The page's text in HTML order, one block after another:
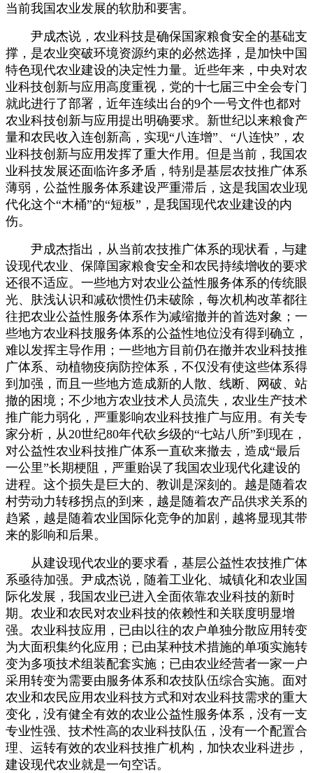
当前我国农业发展的软肋和要害。
尹成杰说，农业科技是确保国家粮食安全的基础支
撑，是农业突破环境资源约束的必然选择，是加快中国
特色现代农业建设的决定性力量。近些年来，中央对农
业科技创新与应用高度重视，党的十七届三中全会专门
就此进行了部署，近年连续出台的9个一号文件也都对
农业科技创新与应用提出明确要求。新世纪以来粮食产
量和农民收入连创新高，实现“八连增”、“八连快”，农
业科技创新与应用发挥了重大作用。但是当前，我国农
业科技发展还面临许多矛盾，特别是基层农技推广体系
薄弱，公益性服务体系建设严重滞后，这是我国农业现
代化这个“木桶”的“短板”，是我国现代农业建设的内
伤。
尹成杰指出，从当前农技推广体系的现状看，与建
设现代农业、保障国家粮食安全和农民持续增收的要求
还很不适应。一些地方对农业公益性服务体系的传统眼
光、肤浅认识和减砍惯性仍未破除，每次机构改革都往
往把农业公益性服务体系作为减缩撤并的首选对象；一
些地方农业科技服务体系的公益性地位没有得到确立，
难以发挥主导作用；一些地方目前仍在撤并农业科技推
广体系、动植物疫病防控体系，不仅没有使这些体系得
到加强，而且一些地方造成新的人散、线断、网破、站
撤的困境；不少地方农业技术人员流失，农业生产技术
推广能力弱化，严重影响农业科技推广与应用。有关专
家分析，从20世纪80年代砍乡级的“七站八所”到现在，
对公益性农业科技推广体系一直砍来撤去，造成“最后
一公里”长期梗阻，严重贻误了我国农业现代化建设的
进程。这个损失是巨大的、教训是深刻的。越是随着农
村劳动力转移拐点的到来，越是随着农产品供求关系的
趋紧，越是随着农业国际化竞争的加剧，越将显现其带
来的影响和后果。
从建设现代农业的要求看，基层公益性农技推广体
系亟待加强。尹成杰说，随着工业化、城镇化和农业国
际化发展，我国农业已进入全面依靠农业科技的新时
期。农业和农民对农业科技的依赖性和关联度明显增
强。农业科技应用，已由以往的农户单独分散应用转变
为大面积集约化应用；已由某种技术措施的单项实施转
变为多项技术组装配套实施；已由农业经营者一家一户
采用转变为需要由服务体系和农技队伍综合实施。面对
农业和农民应用农业科技方式和对农业科技需求的重大
变化，没有健全有效的农业公益性服务体系，没有一支
专业性强、技术性高的农业科技队伍，没有一个配置合
理、运转有效的农业科技推广机构，加快农业科进步，
建设现代农业就是一句空话。